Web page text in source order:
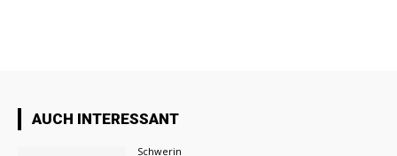
AUCH INTERESSANT
Schwerin